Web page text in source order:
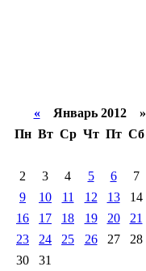
«Январь 2012 »
Пн Вт Ср Чт Пт Сб
2
3 4 5 6 7
9
10 11 12 13 14
16
17 18 19 20 21
23
24 25 26 27 28
30
31